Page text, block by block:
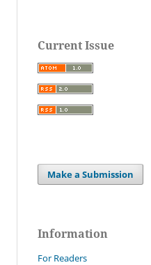
Current Issue
Make a Submission
Information
For Readers